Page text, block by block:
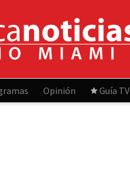
Opinión Guía TV